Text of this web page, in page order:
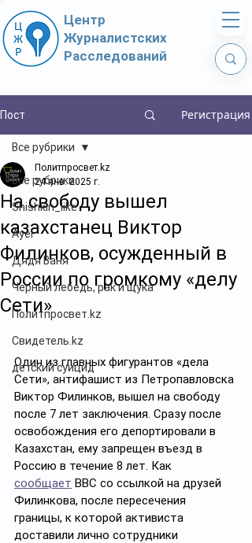
Центр
Журналистских
Расследований
Пост Регистрация
Все рубрики
Shishkin_like
Ayel
Дядя Ваня
Чёрный лебедь, рак и щука
Политпросвет.kz
Свидетель.kz
детский суицид
Все рубрики
На свободу вышел
казахстанец Виктор
Филинков, осужденный в
России по громкому «делу
Сети»
Политпросвет.kz
24 янв. 2025 г.
Один из главных фигурантов «дела
Сети», антифашист из Петропавловска
Виктор Филинков, вышел на свободу
после 7 лет заключения. Сразу после
освобождения его депортировали в
Казахстан, ему запрещен въезд в
Россию в течение 8 лет. Как
сообщает BBC со ссылкой на друзей
Филинкова, после пересечения
границы, к которой активиста
доставили лично сотрудники